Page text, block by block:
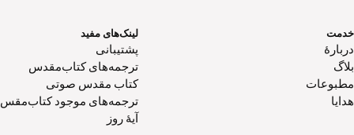
خدمت
دربارهٔ
بلاگ
مطبوعات
هدایا
لینک‌های مفید
پشتیبانی
ترجمه‌های کتاب‌مقدس
کتاب‌ مقدس صوتی
ترجمه‌های موجود کتاب‌مقس
آیۀ روز